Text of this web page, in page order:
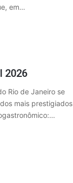
em…
2026
Rio de Janeiro se
mais prestigiados